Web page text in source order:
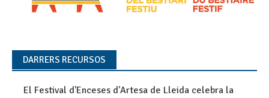
DARRERS RECURSOS
El Festival d'Enceses d'Artesa de Lleida celebra la